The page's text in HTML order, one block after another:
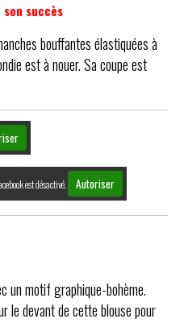
succès
bouffantes élastiquées à
est à nouer. Sa coupe est
est désactivé. Autoriser
un motif graphique-bohème.
le devant de cette blouse pour